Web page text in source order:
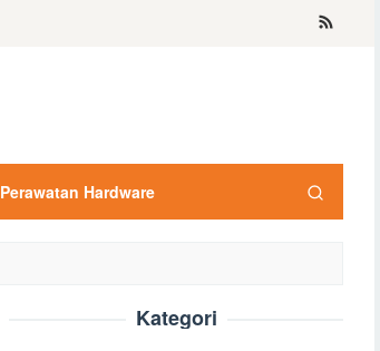
Perawatan Hardware
Kategori